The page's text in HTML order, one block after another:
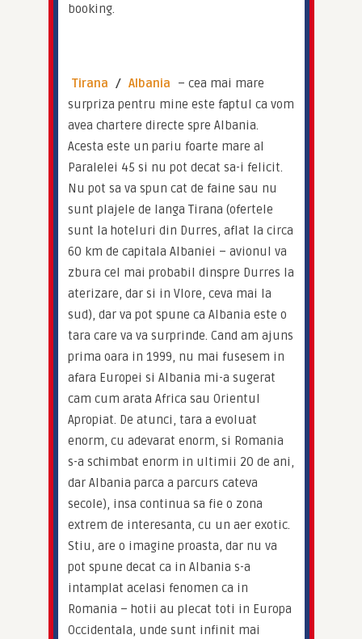
booking.
Tirana / Albania
– cea mai mare
surpriza pentru mine este faptul ca vom
avea chartere directe spre Albania.
Acesta este un pariu foarte mare al
Paralelei 45 si nu pot decat sa-i felicit.
Nu pot sa va spun cat de faine sau nu
sunt plajele de langa Tirana (ofertele
sunt la hoteluri din Durres, aflat la circa
60 km de capitala Albaniei – avionul va
zbura cel mai probabil dinspre Durres la
aterizare, dar si in Vlore, ceva mai la
sud), dar va pot spune ca Albania este o
tara care va va surprinde. Cand am ajuns
prima oara in 1999, nu mai fusesem in
afara Europei si Albania mi-a sugerat
cam cum arata Africa sau Orientul
Apropiat. De atunci, tara a evoluat
enorm, cu adevarat enorm, si Romania
s-a schimbat enorm in ultimii 20 de ani,
dar Albania parca a parcurs cateva
secole), insa continua sa fie o zona
extrem de interesanta, cu un aer exotic.
Stiu, are o imagine proasta, dar nu va
pot spune decat ca in Albania s-a
intamplat acelasi fenomen ca in
Romania – hotii au plecat toti in Europa
Occidentala, unde sunt infinit mai